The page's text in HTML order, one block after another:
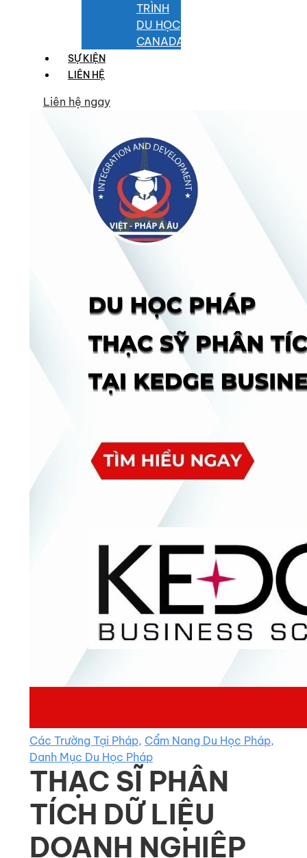
TRÌNH
DU HỌC
CANADA
SỰ KIỆN
LIÊN HỆ
Liên hệ ngay
Các Trường Tại Pháp, Cẩm Nang Du Học Pháp,
Danh Mục Du Học Pháp
THẠC SĨ PHÂN
TÍCH DỮ LIỆU
DOANH NGHIỆP